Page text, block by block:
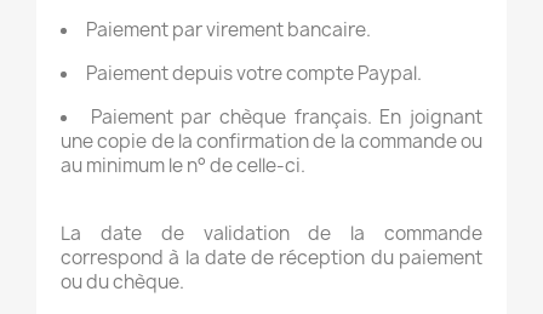
Paiement par virement bancaire.
Paiementdepuisvotre comptePaypal.
Paiement par chèque français. En joignant
une copie de la confirmation de la commande ou
au minimumle n° de celle-ci.
La date de validation de la commande
correspond à la date de réception du paiement
ou du chèque.